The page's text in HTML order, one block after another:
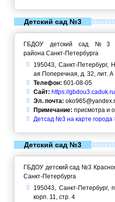
Детский сад №3
ГБДОУ детский сад №3
района Санкт-Петербурга
195043, Санкт-Петербург,
ая Поперечная, д. 32, лит. А
Телефон: 601-08-05
Сайт: https://
Эл. почта:
Примечание: присмотра и
Детсад №3 на карте города
Детский сад №3
ГБДОУ детский сад №3
Санкт-Петербурга
195043, Санкт-Петербург,
корп. 11, стр. 4